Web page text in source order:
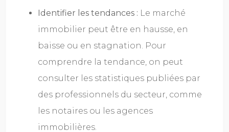
Identifier les tendances : Le marché
immobilier peut être en hausse, en
baisse ou en stagnation. Pour
comprendre la tendance, on peut
consulter les statistiques publiées par
des professionnels du secteur, comme
les notaires ou les agences
immobilières.